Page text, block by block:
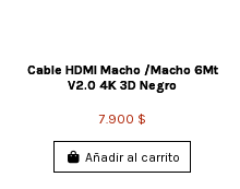
Cable HDMI Macho /Macho 6Mt
V2.0 4K 3D Negro
7.900 $
Añadir al carrito